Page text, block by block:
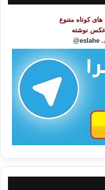
کوتاه متنوع
نوشته
eslahe@